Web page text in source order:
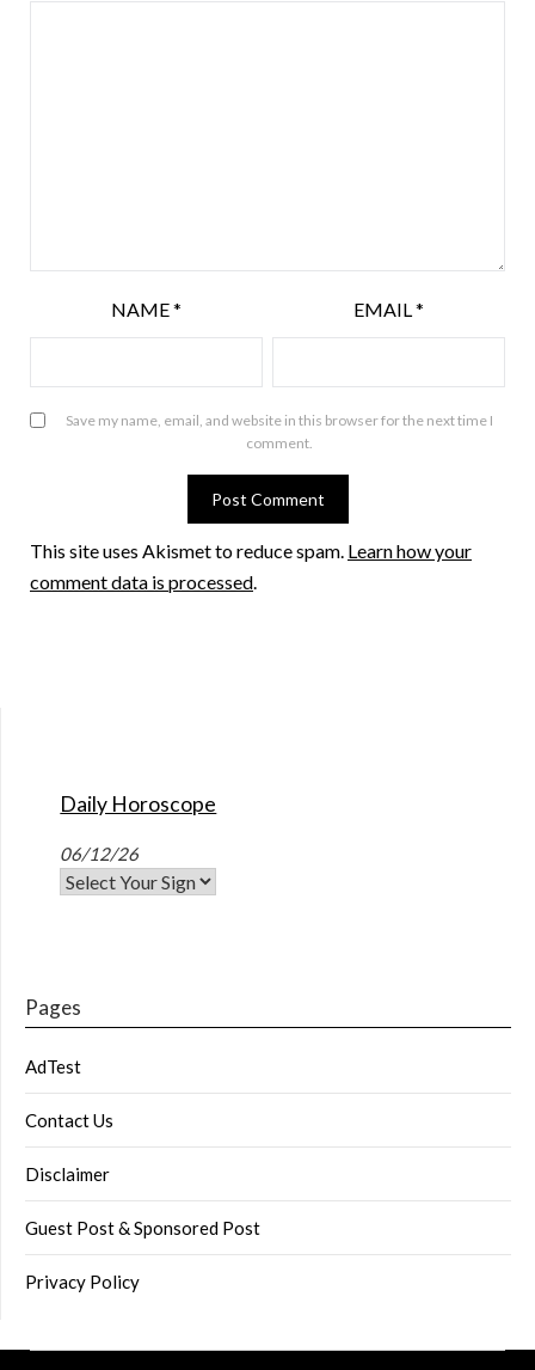
NAME* EMAIL *
Save my name, email, and website in this browser for the next time I
comment.
This site uses Akismet to reduce spam. Learn how your
comment data is processed
Daily Horoscope
06/12/26
Pages
AdTest
Contact Us
Disclaimer
Guest Post & Sponsored Post
Privacy Policy